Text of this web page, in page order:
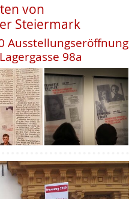
von
Steiermark
Ausstellungseröffnung
98a